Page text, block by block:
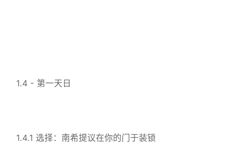
1.4 - 第一天日
1.4.1 选择：南希提议在你的门于装锁